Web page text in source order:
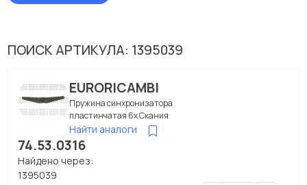
ПОИСК АРТИКУЛА: 1395039
EURORICAMBI
Пружина синхронизатора
пластинчатая 6x Скания
Найти аналоги
74.53.0316
Найдено через:
1395039